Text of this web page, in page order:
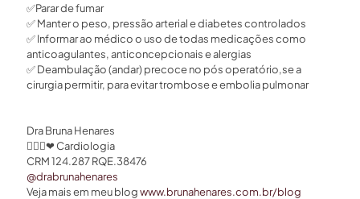
✅Parar de fumar⁣
✅Manter o peso, pressão arterial e diabetes controlados ⁣
✅Informar ao médico o uso de todas medicações como
anticoagulantes, anticoncepcionais e alergias⁣
✅Deambulação (andar) precoce no pós operatório,se a
cirurgia permitir, para evitar trombose e embolia pulmonar ⁣
Dra Bruna Henares
👩🏻‍⚕❤ Cardiologia
CRM 124.287 RQE.38476
@drabrunahenares
Veja mais em meu blogwww.brunahenares.com.br/blog